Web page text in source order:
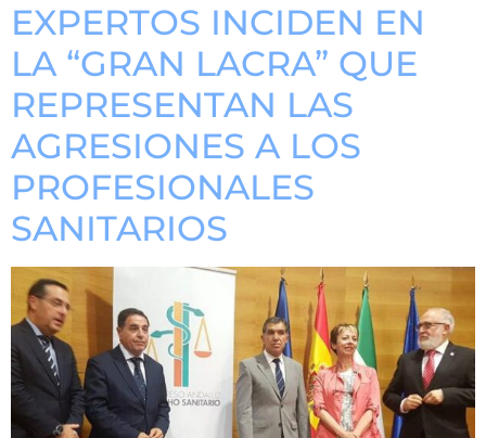
EXPERTOS INCIDEN EN
LA “GRAN LACRA” QUE
REPRESENTAN LAS
AGRESIONES A LOS
PROFESIONALES
SANITARIOS